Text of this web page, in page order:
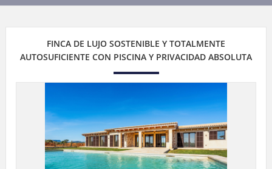
FINCA DE LUJO SOSTENIBLE Y TOTALMENTE
AUTOSUFICIENTE CON PISCINA Y PRIVACIDAD ABSOLUTA